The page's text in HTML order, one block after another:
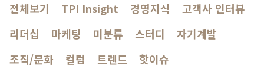
전체보기 TPI Insight 경영지식
고객사 인터뷰
리더십
마케팅 미분류 스터디
자기계발
조직/문화
컬럼 트렌드 핫이슈